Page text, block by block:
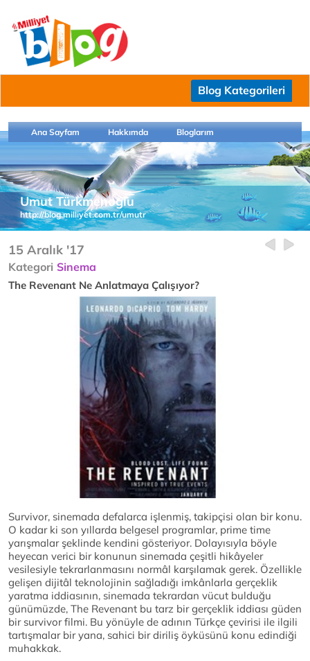
Blog Kategorileri
Ana Sayfam Hakkımda Bloglarım
Umut Türkmenoğlu
http://blog.milliyet.com.tr/umutr
15 Aralık '17
Kategori Sinema
The Revenant Ne Anlatmaya Çalışıyor?
Survivor, sinemada defalarca işlenmiş, takipçisi olan bir konu.
O kadar ki son yıllarda belgesel programlar, prime time
yarışmalar şeklinde kendini gösteriyor. Dolayısıyla böyle
heyecan verici bir konunun sinemada çeşitli hikâyeler
vesilesiyle tekrarlanmasını normâl karşılamak gerek. Özellikle
gelişen dijitâl teknolojinin sağladığı imkânlarla gerçeklik
yaratma iddiasının, sinemada tekrardan vücut bulduğu
günümüzde, The Revenant bu tarz bir gerçeklik iddiası güden
bir survivor filmi. Bu yönüyle de adının Türkçe çevirisi ile ilgili
tartışmalar bir yana, sahici bir diriliş öyküsünü konu edindiği
muhakkak.